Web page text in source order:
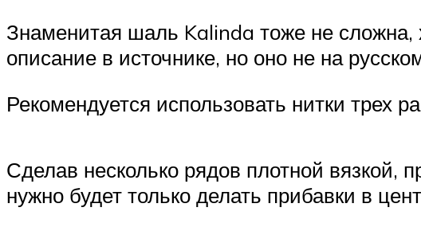
Знаменитая шаль Kalinda тоже не сложна,
описание в источнике, но оно не на
Рекомендуется использовать нитки трех
Сделав несколько рядов плотной вязкой,
нужно будет только делать прибавки в